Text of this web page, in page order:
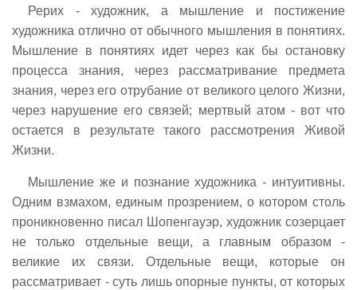
Рерих - художник, а мышление и постижение
художника отлично от обычного мышления в понятиях.
Мышление в понятиях идет через как бы остановку
процесса знания, через рассматривание предмета
знания, через его отрубание от великого целого Жизни,
через нарушение его связей; мертвый атом - вот что
остается в результате такого рассмотрения Живой
Жизни.
Мышление же и познание художника - интуитивны.
Одним взмахом, единым прозрением, о котором столь
проникновенно писал Шопенгауэр, художник созерцает
не только отдельные вещи, а главным образом -
великие их связи. Отдельные вещи, которые он
рассматривает - суть лишь опорные пункты, от которых